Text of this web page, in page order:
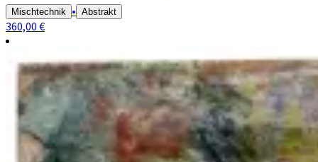
Mischtechnik • Abstrakt
360,00 €